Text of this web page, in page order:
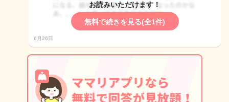
お読みいただけます！
無料で続きを見る(全1件)
6月26日